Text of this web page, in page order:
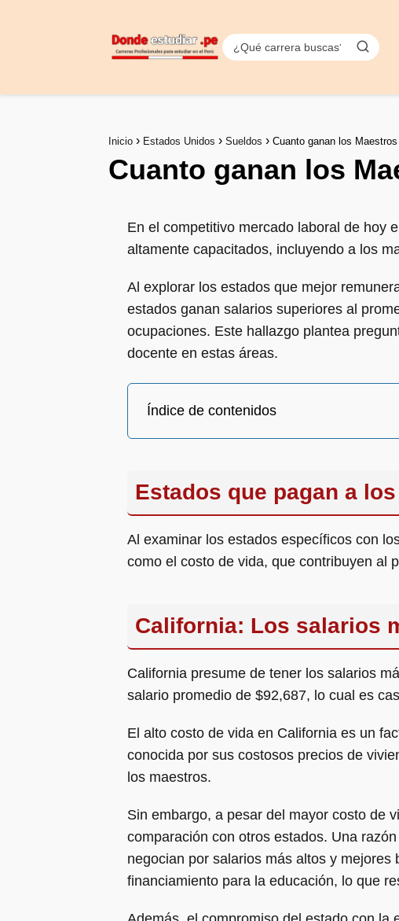
Inicio Estados Unidos Sueldos Cuanto ganan los
Cuanto ganan los
En el competitivo mercado laboral de hoy
altamente capacitados, incluyendo a los
Al explorar los estados que mejor
estados ganan salarios superiores al
ocupaciones. Este hallazgo plantea
docente en estas áreas.
Índice de contenidos
Estados que pagan a
Al examinar los estados específicos con
como el costo de vida, que contribuyen al
California: Los salarios
California presume de tener los salarios
salario promedio de $92,687, lo cual es
El alto costo de vida en California es un
conocida por sus costosos precios de
los maestros.
Sin embargo, a pesar del mayor costo de
comparación con otros estados. Una
negocian por salarios más altos y
financiamiento para la educación, lo que